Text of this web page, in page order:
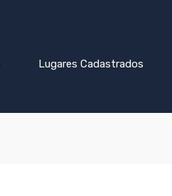
Lugares Cadastrados